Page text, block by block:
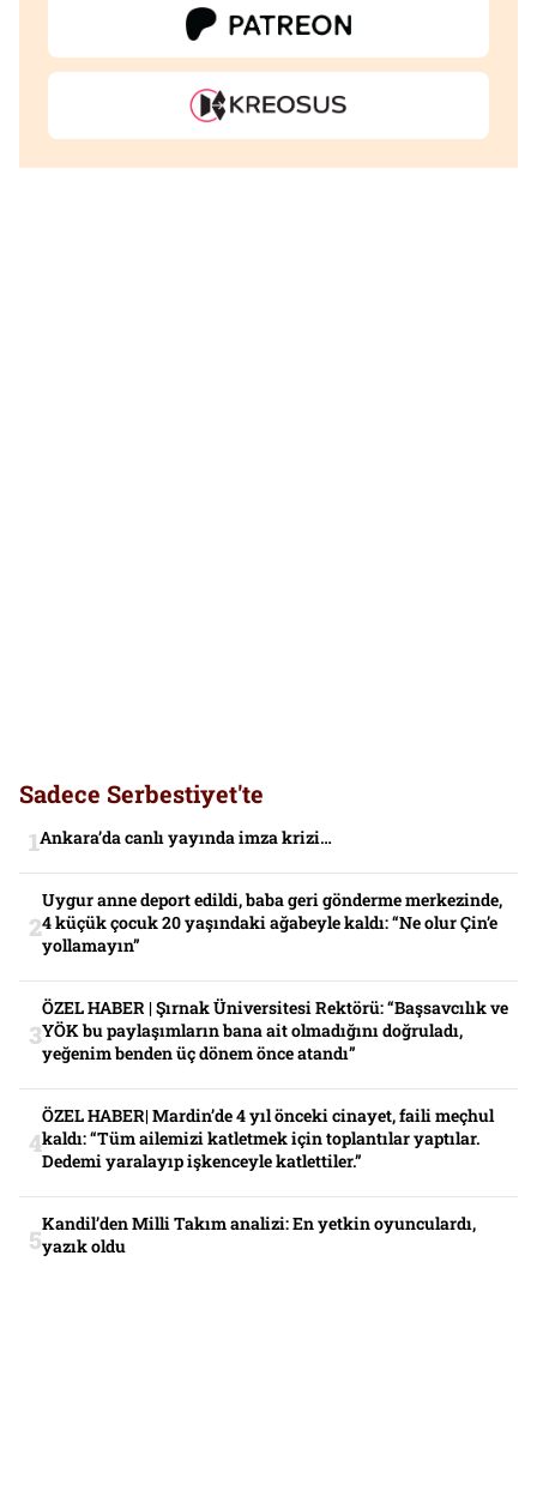
Sadece Serbestiyet'te
Ankara’da canlı yayında imza krizi…
Uygur anne deport edildi, baba geri gönderme merkezinde,
4 küçük çocuk 20 yaşındaki ağabeyle kaldı: “Ne olur Çin’e
yollamayın”
ÖZEL HABER | Şırnak Üniversitesi Rektörü: “Başsavcılık ve
YÖK bu paylaşımların bana ait olmadığını doğruladı,
yeğenim benden üç dönem önce atandı”
ÖZEL HABER| Mardin’de 4 yıl önceki cinayet, faili meçhul
kaldı: “Tüm ailemizi katletmek için toplantılar yaptılar.
Dedemi yaralayıp işkenceyle katlettiler.”
Kandil’den Milli Takım analizi: En yetkin oyunculardı,
yazık oldu